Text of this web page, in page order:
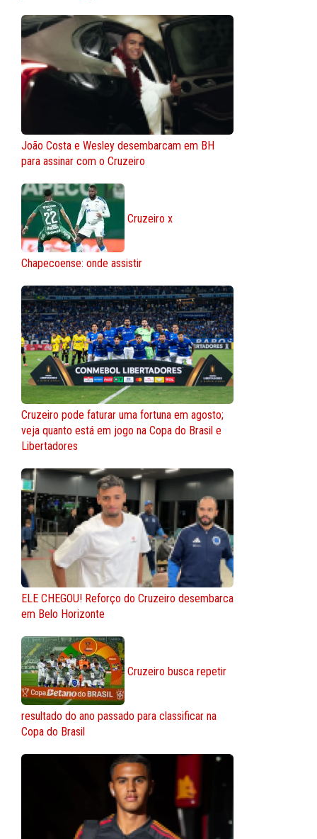
João Costa e Wesley desembarcam em BH
para assinar com o Cruzeiro
Cruzeiro x
Chapecoense: onde assistir
Cruzeiro pode faturar uma fortuna em agosto;
veja quanto está em jogo na Copa do Brasil e
Libertadores
ELE CHEGOU! Reforço do Cruzeiro desembarca
em Belo Horizonte
Cruzeiro busca repetir
resultado do ano passado para classificar na
Copa do Brasil